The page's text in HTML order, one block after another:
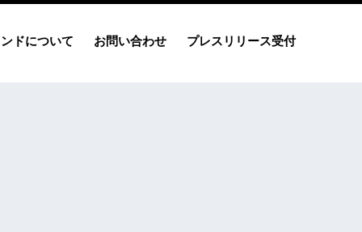
ドについて お問い合わせ プレスリリース受付